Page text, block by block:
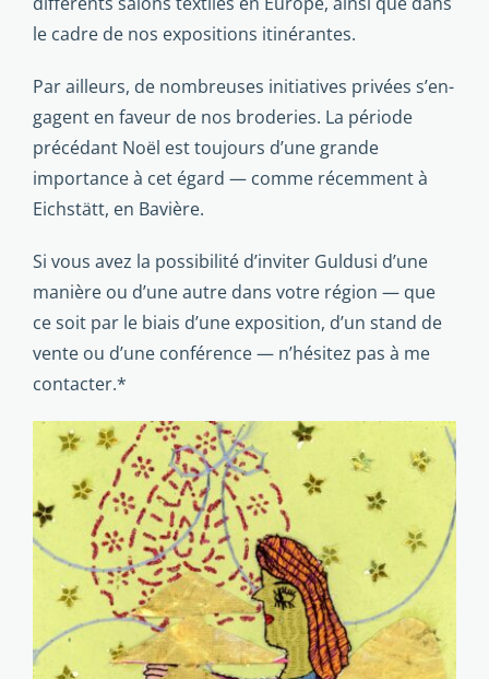
le cadre de nos expositions itiné­rantes.
Par ailleurs, de nombreuses initiatives privées s’en­
gagent en faveur de nos broderies. La période
précédant Noël est toujours d’une grande
importance à cet égard — comme récemment à
Eichstätt, en Bavière.
Si vous avez la possibi­lité d’inviter Guldusi d’une
manière ou d’une autre dans votre région — que
ce soit par le biais d’une exposition, d’un stand de
vente ou d’une confé­rence — n’hésitez pas à me
contacter.*